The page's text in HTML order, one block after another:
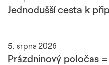
5. srpna 2026